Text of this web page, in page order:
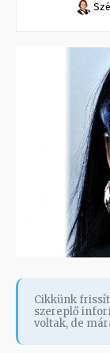
Cikkünk
szereplő
voltak, de